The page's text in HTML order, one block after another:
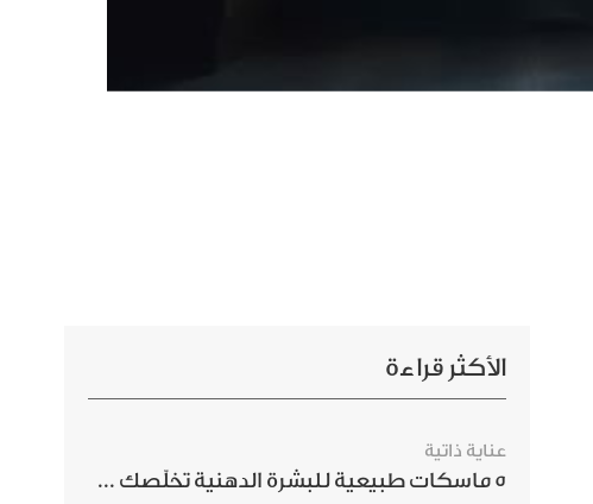
الأكثر قراءة
عناية ذاتية
5 ماسكات طبيعية للبشرة الدهنية تخلّصك من الحبوب بسرعة